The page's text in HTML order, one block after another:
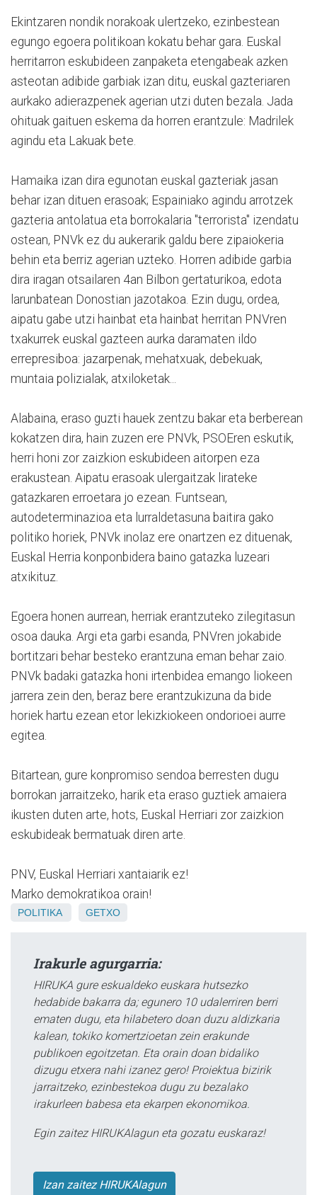
Ekintzaren nondik norakoak ulertzeko, ezinbestean
egungo egoera politikoan kokatu behar gara. Euskal
herritarron eskubideen zanpaketa etengabeak azken
asteotan adibide garbiak izan ditu, euskal gazteriaren
aurkako adierazpenek agerian utzi duten bezala. Jada
ohituak gaituen eskema da horren erantzule: Madrilek
agindu eta Lakuak bete.
Hamaika izan dira egunotan euskal gazteriak jasan
behar izan dituen erasoak; Espainiako agindu arrotzek
gazteria antolatua eta borrokalaria "terrorista" izendatu
ostean, PNVk ez du aukerarik galdu bere zipaiokeria
behin eta berriz agerian uzteko. Horren adibide garbia
dira iragan otsailaren 4an Bilbon gertaturikoa, edota
larunbatean Donostian jazotakoa. Ezin dugu, ordea,
aipatu gabe utzi hainbat eta hainbat herritan PNVren
txakurrek euskal gazteen aurka daramaten ildo
errepresiboa: jazarpenak, mehatxuak, debekuak,
muntaia polizialak, atxiloketak...
Alabaina, eraso guzti hauek zentzu bakar eta berberean
kokatzen dira, hain zuzen ere PNVk, PSOEren eskutik,
herri honi zor zaizkion eskubideen aitorpen eza
erakustean. Aipatu erasoak ulergaitzak lirateke
gatazkaren erroetara jo ezean. Funtsean,
autodeterminazioa eta lurraldetasuna baitira gako
politiko horiek, PNVk inolaz ere onartzen ez dituenak,
Euskal Herria konponbidera baino gatazka luzeari
atxikituz.
Egoera honen aurrean, herriak erantzuteko zilegitasun
osoa dauka. Argi eta garbi esanda, PNVren jokabide
bortitzari behar besteko erantzuna eman behar zaio.
PNVk badaki gatazka honi irtenbidea emango liokeen
jarrera zein den, beraz bere erantzukizuna da bide
horiek hartu ezean etor lekizkiokeen ondorioei aurre
egitea.
Bitartean, gure konpromiso sendoa berresten dugu
borrokan jarraitzeko, harik eta eraso guztiek amaiera
ikusten duten arte, hots, Euskal Herriari zor zaizkion
eskubideak bermatuak diren arte.
PNV, Euskal Herriari xantaiarik ez!
Marko demokratikoa orain!
POLITIKA GETXO
Irakurle agurgarria:
HIRUKA gure eskualdeko euskara hutsezko
hedabide bakarra da; egunero 10 udalerriren berri
ematen dugu, eta hilabetero doan duzu aldizkaria
kalean, tokiko komertzioetan zein erakunde
publikoen egoitzetan. Eta orain doan bidaliko
dizugu etxera nahi izanez gero! Proiektua bizirik
jarraitzeko, ezinbestekoa dugu zu bezalako
irakurleen babesa eta ekarpen ekonomikoa.
Egin zaitez HIRUKAlagun eta gozatu euskaraz!
Izan zaitez HIRUKAlagun